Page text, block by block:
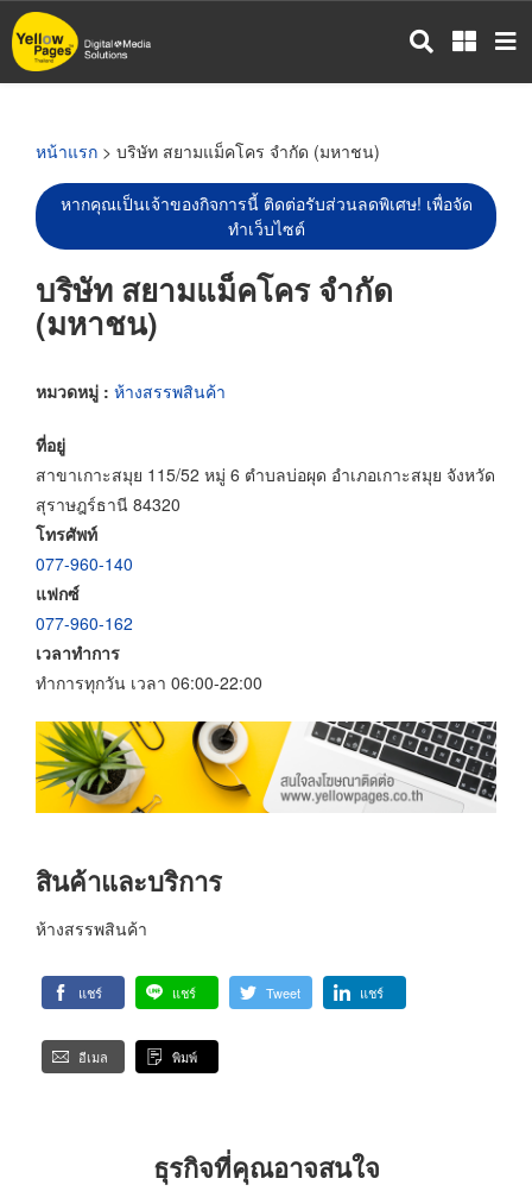
ข้าม
ไป
หน้าแรก > บริษัท สยามแม็คโคร จำกัด (มหาชน)
หากคุณเป็นเจ้าของกิจการนี้ ติดต่อรับส่วนลดพิเศษ! เพื่อจัด
ทำเว็บไซต์
บริษัท สยามแม็คโคร จำกัด
(มหาชน)
หมวดหมู่ : ห้างสรรพสินค้า
ที่อยู่
สาขาเกาะสมุย 115/52 หมู่ 6 ตำบลบ่อผุด อำเภอเกาะสมุย จังหวัด
สุราษฎร์ธานี 84320
โทรศัพท์
077-960-140
แฟกซ์
077-960-162
เวลาทำการ
ทำการทุกวัน เวลา 06:00-22:00
สินค้าและบริการ
ห้างสรรพสินค้า
แชร์ แชร์ Tweet แชร์
อีเมล พิมพ์
ธุรกิจที่คุณอาจสนใจ